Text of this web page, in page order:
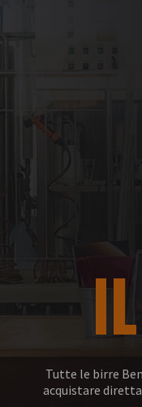
Tutte le birre
acquistare